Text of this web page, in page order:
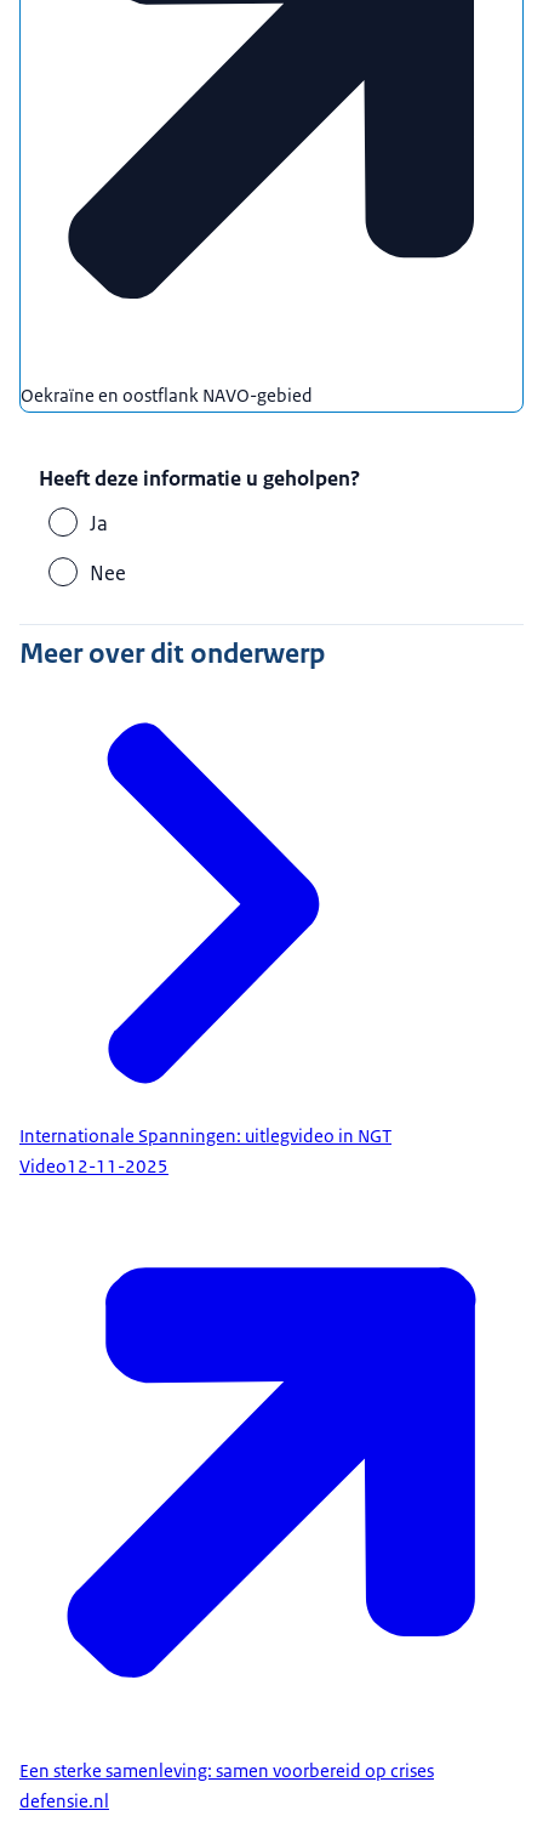
Oekraïne en oostflank NAVO-gebied
Heeft deze informatie u geholpen?
Ja
Nee
Meer over dit onderwerp
Internationale Spanningen: uitlegvideo in NGT
Video12-11-2025
Een sterke samenleving: samen voorbereid op crises
defensie.nl